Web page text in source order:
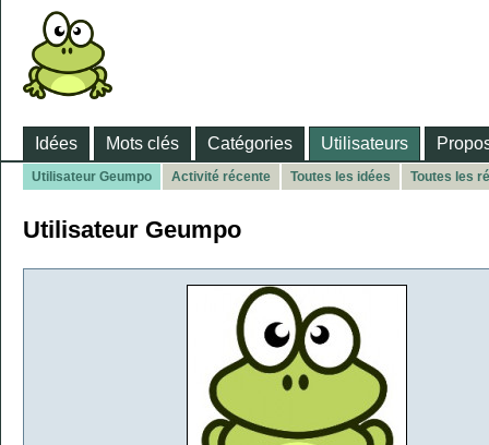
Idées Mots clés Catégories Utilisateurs
Utilisateur Geumpo Activité récente Toutes les idées Toutes les
Utilisateur Geumpo